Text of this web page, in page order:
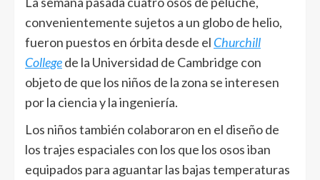
convenientemente sujetos a un globo de helio,
fueron puestos en órbita desde el Churchill
Collegede la Universidad de Cambridge con
objeto de que los niños de la zona se interesen
por la ciencia y la ingeniería.
Los niños también colaboraron en el diseño de
los trajes espaciales con los que los osos iban
equipados para aguantar las bajas temperaturas